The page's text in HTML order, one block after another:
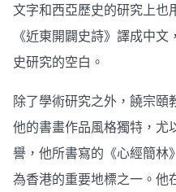
文字和西亞歷史的研究上也
《近東開闢史詩》譯成中
史研究的空白。
除了學術研究之外，饒宗頤
他的書畫作品風格獨特，尤
譽，他所書寫的《心經簡林
為香港的重要地標之一。他